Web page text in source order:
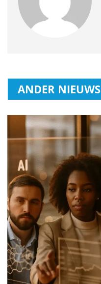
ANDER NIEUWS